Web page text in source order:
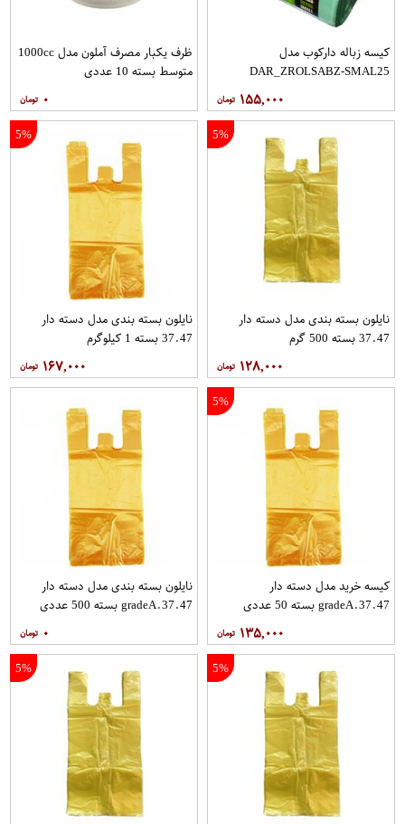
کیسه زباله دارکوب مدل
DAR_ZROLSABZ-SMAL25
۱۵۵,۰۰۰
ظرف یکبار مصرف آملون مدل 1000cc
متوسط بسته 10 عددی
۰
5%
نایلون بسته بندی مدل دسته دار
37.47 بسته 500 گرم
۱۲۸,۰۰۰
5%
نایلون بسته بندی مدل دسته دار
37.47 بسته 1 کیلوگرم
۱۶۷,۰۰۰
5%
کیسه خرید مدل دسته دار
gradeA.37.47 بسته 50 عددی
۱۳۵,۰۰۰
نایلون بسته بندی مدل دسته دار
gradeA.37.47 بسته 500 عددی
۰
5%
5%